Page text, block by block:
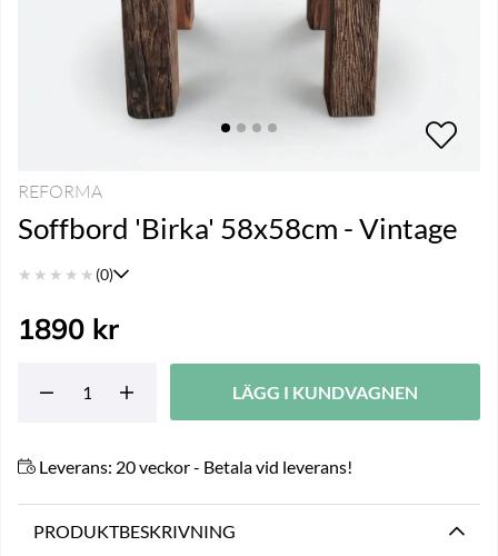
REFORMA
Soffbord 'Birka' 58x58cm - Vintage
★ ★ ★ ★ ★ (0)
1890 kr
LÄGG I KUNDVAGNEN
Leverans: 20 veckor - Betala vid leverans!
PRODUKTBESKRIVNING